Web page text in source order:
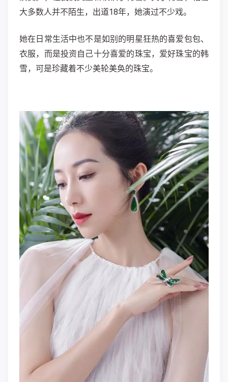
大多数人并不陌生，出道18年，她演过不少戏。
她在日常生活中也不是如别的明星狂热的喜爱包包、
衣服，而是投资自己十分喜爱的珠宝，爱好珠宝的韩
雪，可是珍藏着不少美轮美奂的珠宝。